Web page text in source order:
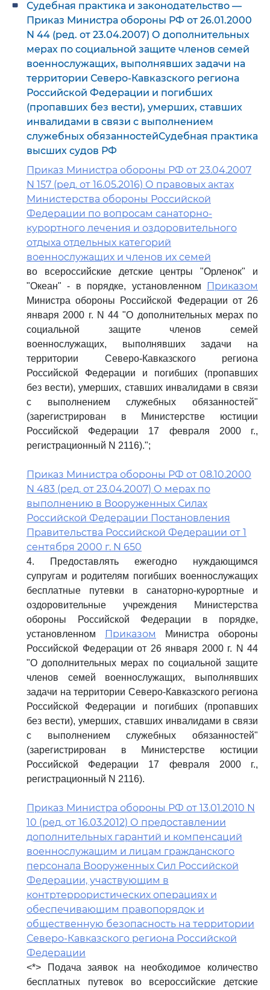
Судебная практика и законодательство —
Приказ Министра обороны РФ от 26.01.2000
N 44 (ред. от 23.04.2007) О дополнительных
мерах по социальной защите членов семей
военнослужащих, выполнявших задачи на
территории Северо-Кавказского региона
Российской Федерации и погибших
(пропавших без вести), умерших, ставших
инвалидами в связи с выполнением
служебных обязанностейСудебная практика
высших судов РФ
Приказ Министра обороны РФ от 23.04.2007
N 157 (ред. от 16.05.2016) О правовых актах
Министерства обороны Российской
Федерации по вопросам санаторно-
курортного лечения и оздоровительного
отдыха отдельных категорий
военнослужащих и членов их семей
во всероссийские детские центры "Орленок" и
"Океан" - в порядке, установленном
Приказом
Министра обороны Российской Федерации от 26
января 2000 г. N 44 "О дополнительных мерах по
социальной защите членов семей
военнослужащих, выполнявших задачи на
территории Северо-Кавказского региона
Российской Федерации и погибших (пропавших
без вести), умерших, ставших инвалидами в связи
с выполнением служебных обязанностей"
(зарегистрирован в Министерстве юстиции
Российской Федерации 17 февраля 2000 г.,
регистрационный N 2116).";
Приказ Министра обороны РФ от 08.10.2000
N 483 (ред. от 23.04.2007) О мерах по
выполнению в Вооруженных Силах
Российской Федерации Постановления
Правительства Российской Федерации от 1
сентября 2000 г. N 650
4. Предоставлять ежегодно нуждающимся
супругам и родителям погибших военнослужащих
бесплатные путевки в санаторно-курортные и
оздоровительные учреждения Министерства
обороны Российской Федерации в порядке,
установленном
Приказом
Министра обороны
Российской Федерации от 26 января 2000 г. N 44
"О дополнительных мерах по социальной защите
членов семей военнослужащих, выполнявших
задачи на территории Северо-Кавказского региона
Российской Федерации и погибших (пропавших
без вести), умерших, ставших инвалидами в связи
с выполнением служебных обязанностей"
(зарегистрирован в Министерстве юстиции
Российской Федерации 17 февраля 2000 г.,
регистрационный N 2116).
Приказ Министра обороны РФ от 13.01.2010 N
10 (ред. от 16.03.2012) О предоставлении
дополнительных гарантий и компенсаций
военнослужащим и лицам гражданского
персонала Вооруженных Сил Российской
Федерации, участвующим в
контртеррористических операциях и
обеспечивающим правопорядок и
общественную безопасность на территории
Северо-Кавказского региона Российской
Федерации
<*> Подача заявок на необходимое количество
бесплатных путевок во всероссийские детские